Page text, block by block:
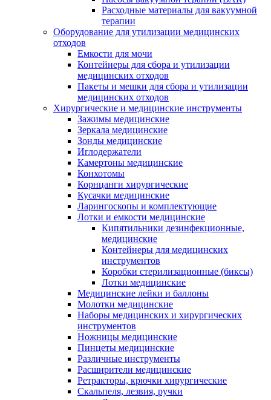
Расходные материалы для вакуумной
терапии
Оборудование для утилизации медицинских
отходов
Емкости для мочи
Контейнеры для сбора и утилизации
медицинских отходов
Пакеты и мешки для сбора и утилизации
медицинских отходов
Хирургические и медицинские инструменты
Зажимы медицинские
Зеркала медицинские
Зонды медицинские
Иглодержатели
Камертоны медицинские
Конхотомы
Корнцанги хирургические
Кусачки медицинские
Ларингоскопы и комплектующие
Лотки и емкости медицинские
Кипятильники дезинфекционные,
медицинские
Контейнеры для медицинских
инструментов
Коробки стерилизационные (биксы)
Лотки медицинские
Медицинские лейки и баллоны
Молотки медицинские
Наборы медицинских и хирургических
инструментов
Ножницы медицинские
Пинцеты медицинские
Различные инструменты
Расширители медицинские
Ретракторы, крючки хирургические
Скальпеля, лезвия, ручки